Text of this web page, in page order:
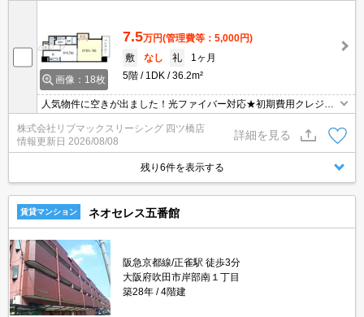
画像：18枚
7.5万円(管理費等：5,000円)
敷
なし 礼
1ヶ月
5階
1DK 36.2m²
人気物件に空きが出ました！光ファイバー対応★初期費用クレジッ
ト決済可★近隣にスーパー、コンビニ、ドラッグストアが揃ってい
ます★
株式会社リブマックスリーシング 四ツ橋店
情報更新日 2026/08/08
詳細を見る
残り6件を表示する
賃貸マンション ネオセレス五番館
阪急京都線/正雀駅 徒歩3分
大阪府吹田市岸部南１丁目
築28年
4階建